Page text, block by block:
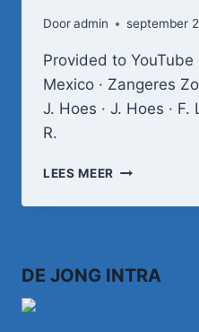
Dooradmin september
Provided to
Mexico · Zangeres
J. Hoes · J. Hoes · F.
R.
LEES MEER MEXICO
DE JONG INTRA